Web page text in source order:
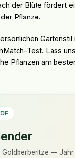
der Blüte fördert
Pflanze.
Gartenstil
Test. Lass
Pflanzen am
Goldberberitze — Jahr